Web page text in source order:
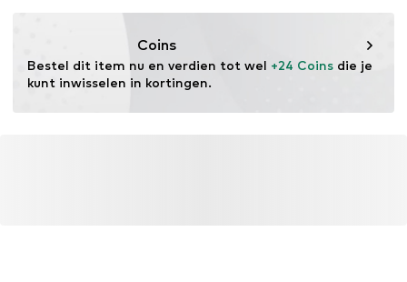
Eigenschap: Waterafstotend
Eigenschap: Waterdicht
Coins
Bestel dit item nu en verdien tot wel +24 Coins die je
kunt inwisselen in kortingen.